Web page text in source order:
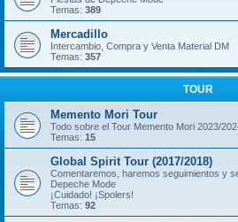
Temas: 389
Mercadillo
Intercambio, Compra y Venta Material DM
Temas: 357
TOUR
Memento Mori Tour
Todo sobre el Tour Memento Mori 2023/
Temas: 15
Global Spirit Tour (2017/2018)
Comentaremos, haremos seguimientos y
Depeche Mode
¡Cuidado! ¡Spolers!
Temas: 92